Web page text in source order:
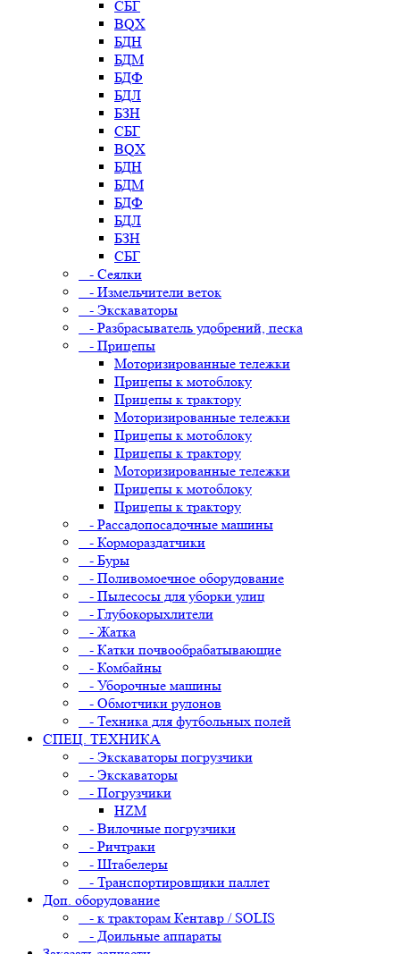
СБГ
BQX
БДН
БДМ
БДФ
БДЛ
БЗН
СБГ
BQX
БДН
БДМ
БДФ
БДЛ
БЗН
СБГ
- Сеялки
- Измельчители веток
- Экскаваторы
- Разбрасыватель удобрений, песка
- Прицепы
Моторизированные тележки
Прицепы к мотоблоку
Прицепы к трактору
Моторизированные тележки
Прицепы к мотоблоку
Прицепы к трактору
Моторизированные тележки
Прицепы к мотоблоку
Прицепы к трактору
- Рассадопосадочные машины
- Кормораздатчики
- Буры
- Поливомоечное оборудование
- Пылесосы для уборки улиц
- Глубокорыхлители
- Жатка
- Катки почвообрабатывающие
- Комбайны
- Уборочные машины
- Обмотчики рулонов
- Техника для футбольных полей
СПЕЦ. ТЕХНИКА
- Экскаваторы погрузчики
- Экскаваторы
- Погрузчики
HZM
- Вилочные погрузчики
- Ричтраки
- Штабелеры
- Транспортировщики паллет
Доп. оборудование
- к тракторам Кентавр / SOLIS
- Доильные аппараты